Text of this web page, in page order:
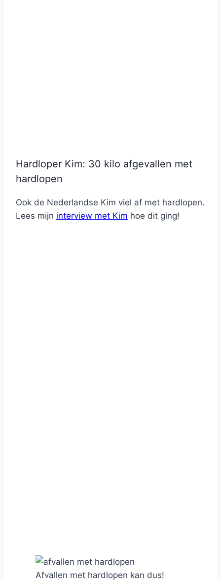
Hardloper Kim: 30 kilo afgevallen met
hardlopen
Ook de Nederlandse Kim viel af met hardlopen.
Lees mijn interview met Kim hoe dit ging!
Afvallen met hardlopen kan dus!